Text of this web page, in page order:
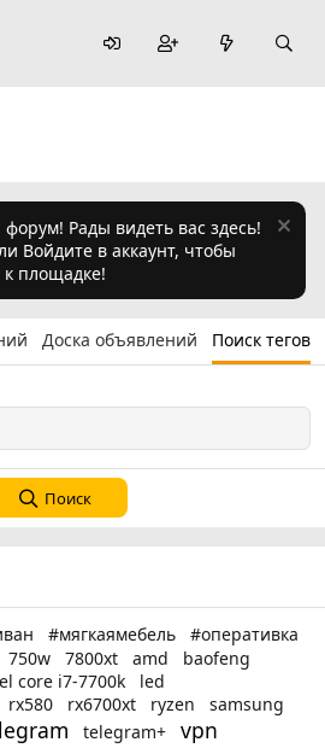
Рады видеть вас здесь!
Войдите в аккаунт, чтобы
площадке!
Доска объявлений Поиск тегов
Поиск
#мягкаямебель
#оперативка
750w 7800xt amd
baofeng
core i7-7700k
led
rx580 rx6700xt ryzen
samsung
telegram+ vpn